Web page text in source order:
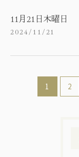
11月21日木曜日
2024/11/21
1 2